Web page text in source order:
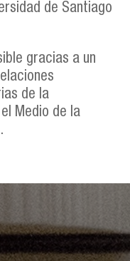
de Santiago
gracias a un
de la
Medio de la